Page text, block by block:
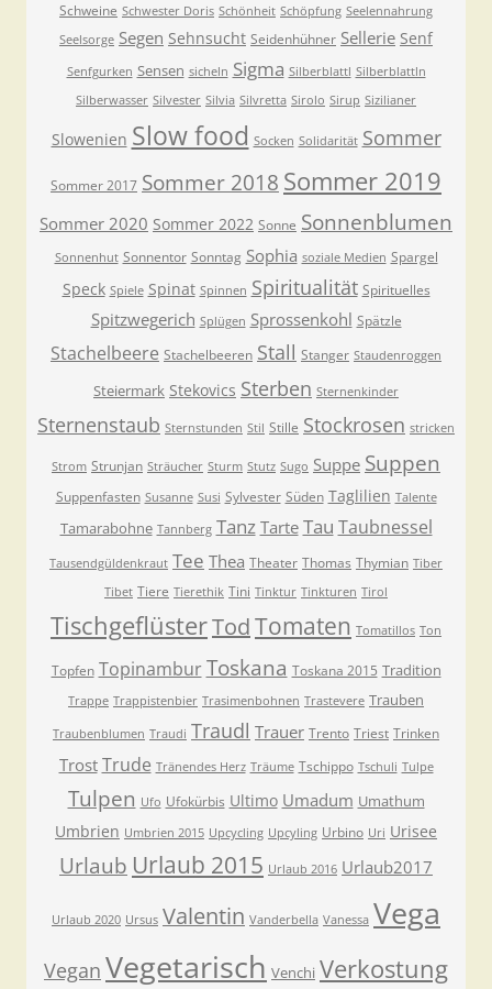
Schweine Schwester Doris Schönheit Schöpfung Seelennahrung
Seelsorge Segen Sehnsucht Seidenhühner Sellerie Senf
Senfgurken Sensen sicheln Sigma Silberblattl Silberblattln
Silberwasser Silvester Silvia Silvretta Sirolo Sirup Sizilianer
Slowenien Slow food Socken Solidarität Sommer
Sommer 2017 Sommer 2018 Sommer 2019
Sommer 2020 Sommer 2022 Sonne Sonnenblumen
Sonnenhut Sonnentor Sonntag Sophia soziale Medien Spargel
Speck Spiele Spinat Spinnen Spiritualität Spirituelles
Spitzwegerich Splügen Sprossenkohl Spätzle
Stachelbeere Stachelbeeren Stall Stanger Staudenroggen
Steiermark Stekovics Sterben Sternenkinder
Sternenstaub Sternstunden Stil Stille Stockrosen stricken
Strom Strunjan Sträucher Sturm Stutz Sugo Suppe Suppen
Suppenfasten Susanne Susi Sylvester Süden Taglilien Talente
Tamarabohne Tannberg Tanz Tarte Tau Taubnessel
Tausendgüldenkraut Tee Thea Theater Thomas Thymian Tiber
Tibet Tiere Tierethik Tini Tinktur Tinkturen Tirol
TischgeflüsterTodTomaten Tomatillos Ton
Topfen Topinambur Toskana Toskana 2015 Tradition
Trappe Trappistenbier Trasimenbohnen Trastevere Trauben
Traubenblumen Traudi Traudl Trauer Trento Triest Trinken
Trost Trude Tränendes Herz Träume Tschippo Tschuli Tulpe
Tulpen Ufo Ufokürbis Ultimo Umadum Umathum
Umbrien Umbrien 2015 Upcycling Upcyling Urbino Uri Urisee
Urlaub Urlaub 2015 Urlaub 2016 Urlaub2017
Urlaub 2020 Ursus Valentin Vanderbella Vanessa Vega
Vegan Vegetarisch Venchi Verkostung